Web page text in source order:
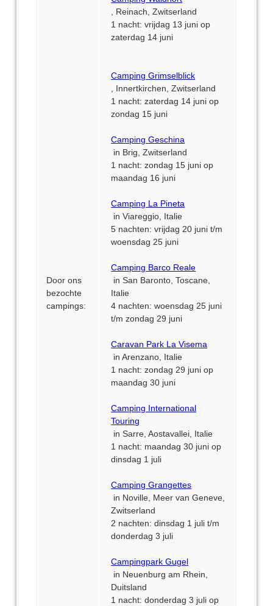
Door ons
bezochte
campings:
, Reinach, Zwitserland
1 nacht: vrijdag 13 juni op
zaterdag 14 juni
Camping Grimselblick
, Innertkirchen, Zwitserland
1 nacht: zaterdag 14 juni op
zondag 15 juni
Camping Geschina
in Brig, Zwitserland
1 nacht: zondag 15 juni op
maandag 16 juni
Camping La Pineta
in Viareggio, Italie
5 nachten: vrijdag 20 juni t/m
woensdag 25 juni
Camping Barco Reale
in San Baronto, Toscane,
Italie
4 nachten: woensdag 25 juni
t/m zondag 29 juni
Caravan Park La Visema
in Arenzano, Italie
1 nacht: zondag 29 juni op
maandag 30 juni
Camping International
Touring
in Sarre, Aostavallei, Italie
1 nacht: maandag 30 juni op
dinsdag 1 juli
Camping Grangettes
in Noville, Meer van Geneve,
Zwitserland
2 nachten: dinsdag 1 juli t/m
donderdag 3 juli
Campingpark Gugel
in Neuenburg am Rhein,
Duitsland
1 nacht: donderdag 3 juli op